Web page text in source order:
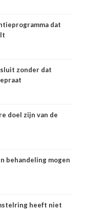
dat
zonder dat
doel zijn van de
behandeling mogen
heeft niet